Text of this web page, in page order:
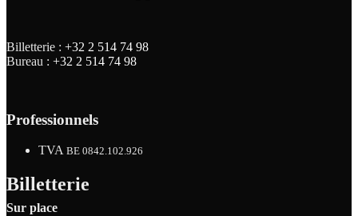
Billetterie : +32 2 514 74 98
Bureau : +32 2 514 74 98
Professionnels
TVA BE 0842.102.926
Billetterie
Sur place